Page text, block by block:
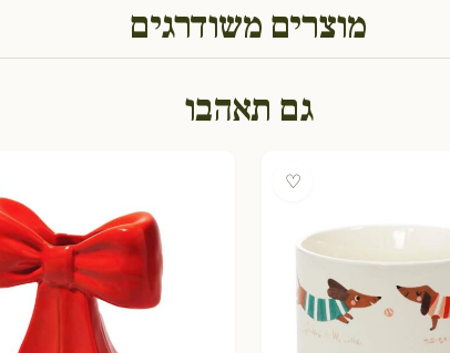
מוצרים משודרגים
גם תאהבו
♡